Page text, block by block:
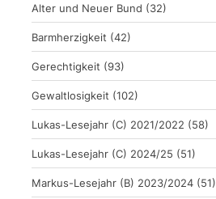
Alter und Neuer Bund (32)
Barmherzigkeit (42)
Gerechtigkeit (93)
Gewaltlosigkeit (102)
Lukas-Lesejahr (C) 2021/2022 (58)
Lukas-Lesejahr (C) 2024/25 (51)
Markus-Lesejahr (B) 2023/2024 (51)